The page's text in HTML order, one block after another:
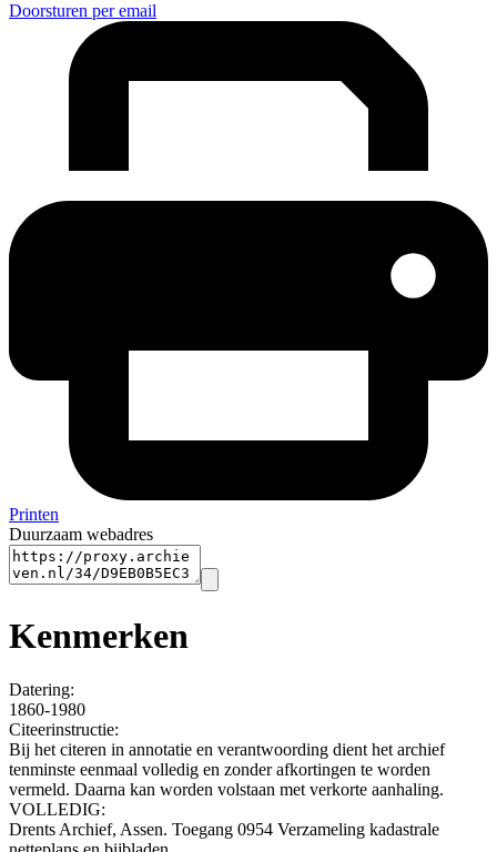
Doorsturen per email
Printen
Duurzaam webadres
Kenmerken
Datering:
1860-1980
Citeerinstructie:
Bij het citeren in annotatie en verantwoording dient het archief
tenminste eenmaal volledig en zonder afkortingen te worden
vermeld. Daarna kan worden volstaan met verkorte aanhaling.
VOLLEDIG:
Drents Archief, Assen. Toegang 0954 Verzameling kadastrale